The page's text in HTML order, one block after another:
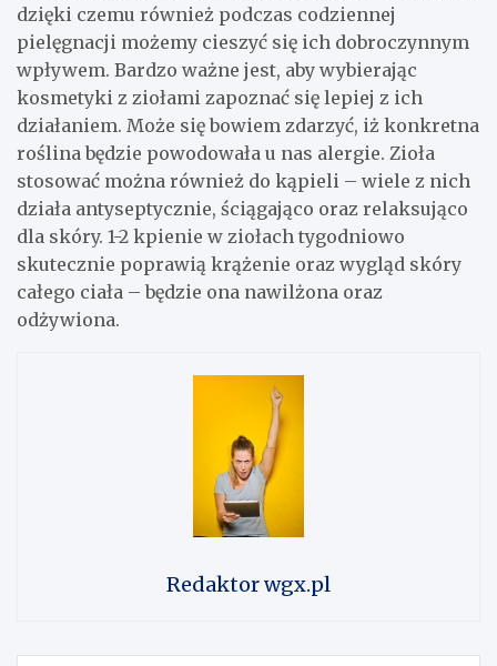
dzięki czemu również podczas codziennej
pielęgnacji możemy cieszyć się ich dobroczynnym
wpływem. Bardzo ważne jest, aby wybierając
kosmetyki z ziołami zapoznać się lepiej z ich
działaniem. Może się bowiem zdarzyć, iż konkretna
roślina będzie powodowała u nas alergie. Zioła
stosować można również do kąpieli – wiele z nich
działa antyseptycznie, ściągająco oraz relaksująco
dla skóry. 1-2 kpienie w ziołach tygodniowo
skutecznie poprawią krążenie oraz wygląd skóry
całego ciała – będzie ona nawilżona oraz
odżywiona.
Redaktor wgx.pl